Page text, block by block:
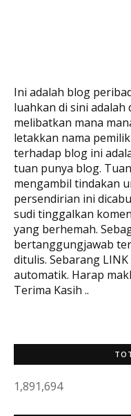
Ini adalah blog
luahkan di sini adalah
melibatkan mana
letakkan nama
terhadap blog ini
tuan punya blog.
mengambil tindakan
persendirian ini
sudi tinggalkan
yang berhemah.
bertanggungjawab
ditulis. Sebarang
automatik. Harap
Terima Kasih ..
1,891,694